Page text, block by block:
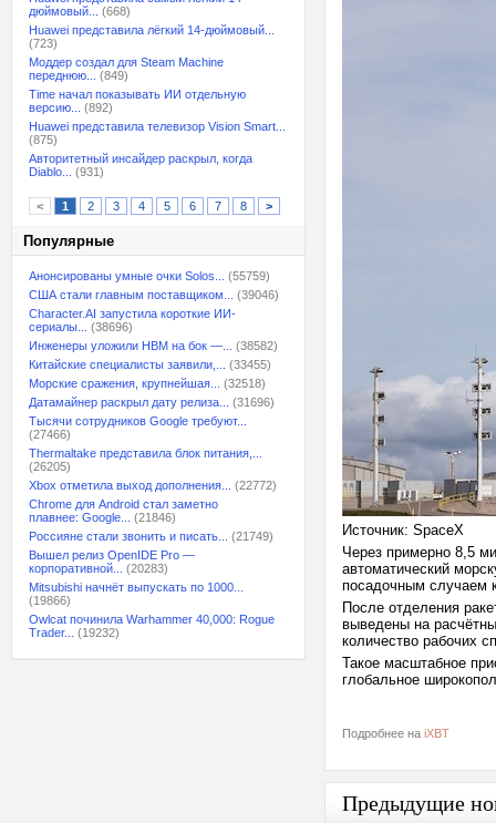
дюймовый...
(668)
Huawei представила лёгкий 14-дюймовый...
(723)
Моддер создал для Steam Machine
переднюю...
(849)
Time начал показывать ИИ отдельную
версию...
(892)
Huawei представила телевизор Vision Smart...
(875)
Авторитетный инсайдер раскрыл, когда
Diablo...
(931)
< 1 2 3 4 5 6 7 8 >
Популярные
Анонсированы умные очки Solos...
(55759)
США стали главным поставщиком...
(39046)
Character.AI запустила короткие ИИ-
сериалы...
(38696)
Инженеры уложили HBM на бок —...
(38582)
Китайские специалисты заявили,...
(33455)
Морские сражения, крупнейшая...
(32518)
Датамайнер раскрыл дату релиза...
(31696)
Тысячи сотрудников Google требуют...
(27466)
Thermaltake представила блок питания,...
(26205)
Xbox отметила выход дополнения...
(22772)
Chrome для Android стал заметно
плавнее: Google...
(21846)
Россияне стали звонить и писать...
(21749)
Вышел релиз OpenIDE Pro —
корпоративной...
(20283)
Mitsubishi начнёт выпускать по 1000...
(19866)
Owlcat починила Warhammer 40,000: Rogue
Trader...
(19232)
Источник: SpaceX
Через примерно 8,5
автоматический
посадочным случаем
После отделения
выведены на
количество рабочих
Такое масштабное
глобальное
Подробнее на iXBT
Предыдущие